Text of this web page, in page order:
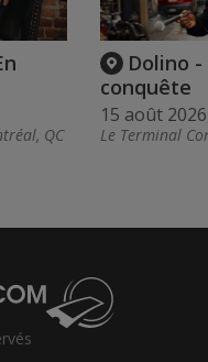
QC
Dolino
conquête
15 août
Le Terminal